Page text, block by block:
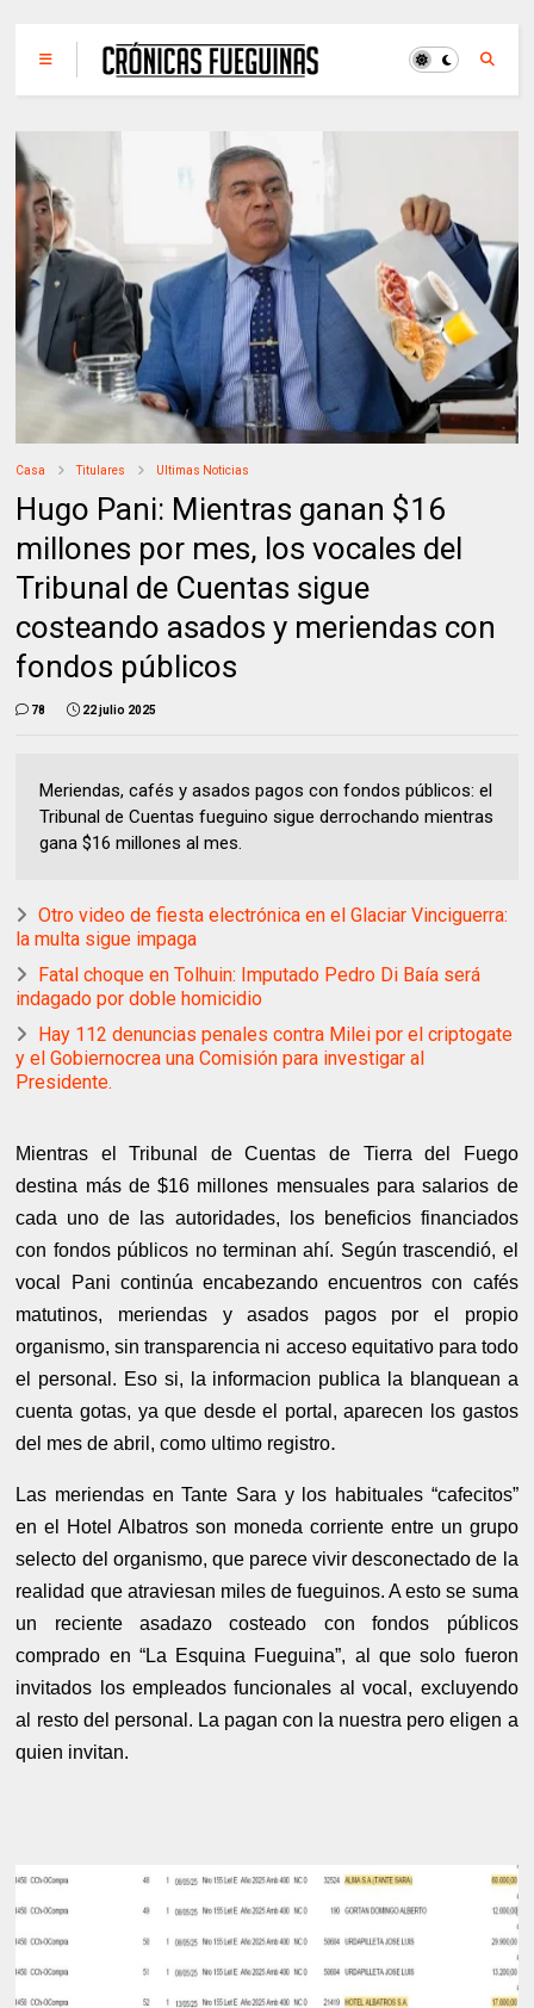
Casa Titulares Ultimas Noticias
Hugo Pani: Mientras ganan $16
millones por mes, los vocales del
Tribunal de Cuentas sigue
costeando asados y meriendas con
fondos públicos
78 22 julio 2025
Meriendas, cafés y asados pagos con fondos públicos: el
Tribunal de Cuentas fueguino sigue derrochando mientras
gana $16 millones al mes.
Otro video de fiesta electrónica en el Glaciar Vinciguerra:
la multa sigue impaga
Fatal choque en Tolhuin: Imputado Pedro Di Baía será
indagado por doble homicidio
Hay 112 denuncias penales contra Milei por el criptogate
y el Gobiernocrea una Comisión para investigar al
Presidente.
Mientras el Tribunal de Cuentas de Tierra del Fuego
destina más de $16 millones mensuales para salarios de
cada uno de las autoridades, los beneficios financiados
con fondos públicos no terminan ahí. Según trascendió, el
vocal Pani continúa encabezando encuentros con cafés
matutinos, meriendas y asados pagos por el propio
organismo, sin transparencia ni acceso equitativo para todo
el personal. Eso si, la informacion publica la blanquean a
cuenta gotas, ya que desde el portal, aparecen los gastos
del mes de abril, como ultimo registro.
Las meriendas en Tante Sara y los habituales “cafecitos”
en el Hotel Albatros son moneda corriente entre un grupo
selecto del organismo, que parece vivir desconectado de la
realidad que atraviesan miles de fueguinos. A esto se suma
un reciente asadazo costeado con fondos públicos
comprado en “La Esquina Fueguina”, al que solo fueron
invitados los empleados funcionales al vocal, excluyendo
al resto del personal. La pagan con la nuestra pero eligen a
quien invitan.